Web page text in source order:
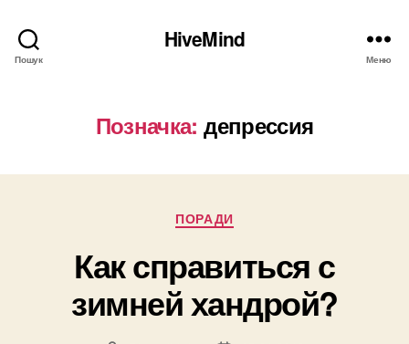
Пошук
HiveMind
Меню
Позначка: депрессия
Категорії
ПОРАДИ
Как справиться с
зимней хандрой?